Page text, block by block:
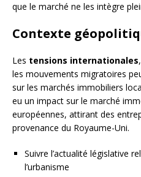
que le marché ne les intègre
Contexte
Les tensions internationales
les mouvements migratoires
sur les marchés immobiliers
eu un impact sur le marché
européennes, attirant des
provenance du Royaume-Uni.
Suivre l’actualité législative
l’urbanisme